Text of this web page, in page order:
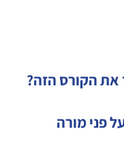
את הקורס הזה?
פני מורה